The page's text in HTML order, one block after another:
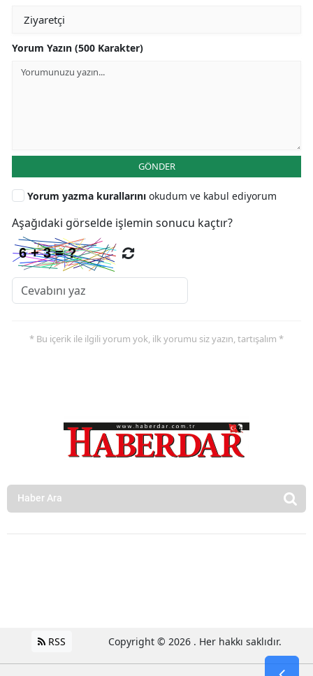
Yorum Yazın (500 Karakter)
GÖNDER
Yorum yazma kurallarını okudum ve kabul ediyorum
Aşağıdaki görselde işlemin sonucu kaçtır?
* Bu içerik ile ilgili yorum yok, ilk yorumu siz yazın, tartışalım *
RSS Copyright © 2026 . Her hakkı saklıdır.